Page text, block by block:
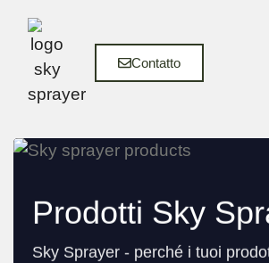
Contatto
Prodotti Sky
Sky Sprayer - perché i tuoi